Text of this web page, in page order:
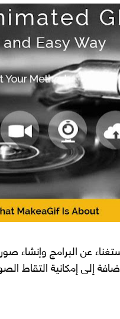
عن البرامج وإنشاء
إلى إمكانية التقاط